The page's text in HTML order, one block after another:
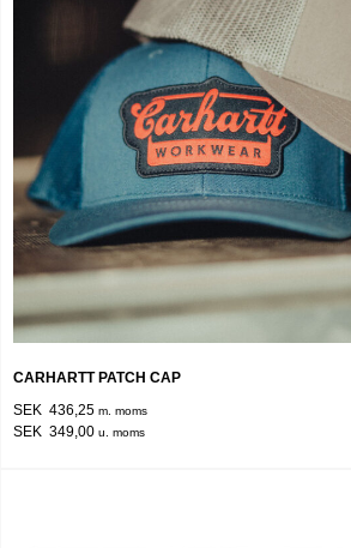
CARHARTT PATCH CAP
SEK 436,25 m. moms
SEK 349,00 u. moms